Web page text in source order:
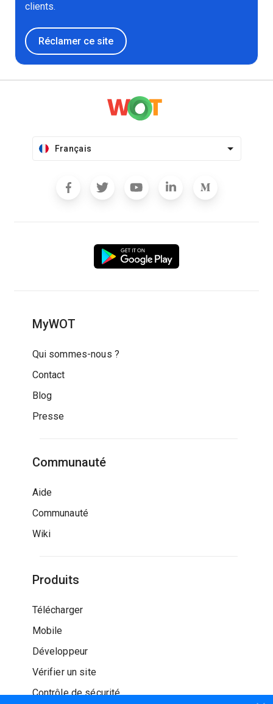
clients.
Réclamer ce site
Français
MyWOT
Qui sommes-nous ?
Contact
Blog
Presse
Communauté
Aide
Communauté
Wiki
Produits
Télécharger
Mobile
Développeur
Vérifier un site
Contrôle de sécurité